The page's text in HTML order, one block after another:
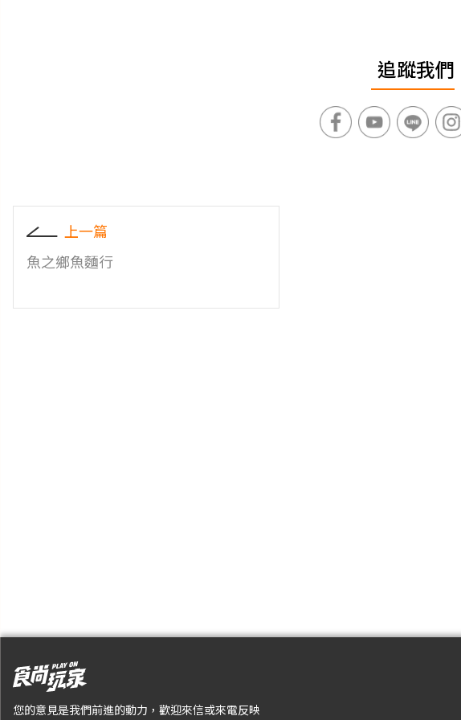
追蹤我們
上一篇
魚之鄉魚麵行
您的意見是我們前進的動力，歡迎來信或來電反映